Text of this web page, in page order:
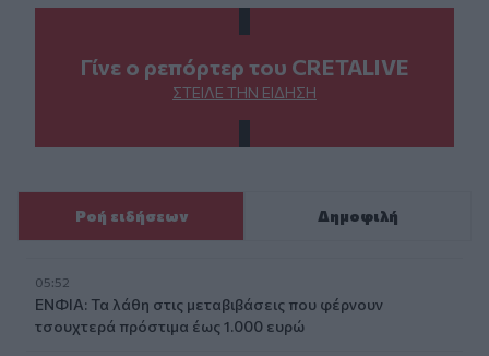
Γίνε ο ρεπόρτερ του CRETALIVE
ΣΤΕΊΛΕ ΤΗΝ ΕΊΔΗΣΗ
Ροή ειδήσεων Δημοφιλή
05:52
ΕΝΦΙΑ: Τα λάθη στις μεταβιβάσεις που φέρνουν
τσουχτερά πρόστιμα έως 1.000 ευρώ